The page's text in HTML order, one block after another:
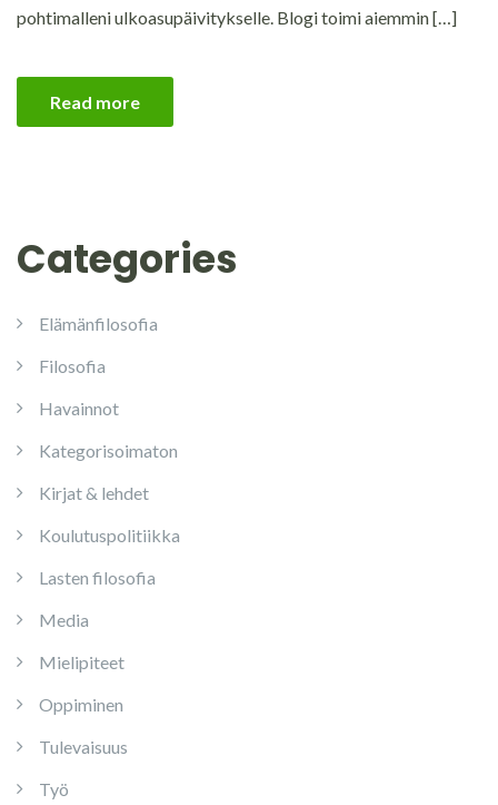
pohtimalleni ulkoasupäivitykselle. Blogi toimi aiemmin […]
Read more
Categories
Elämänfilosofia
Filosofia
Havainnot
Kategorisoimaton
Kirjat & lehdet
Koulutuspolitiikka
Lasten filosofia
Media
Mielipiteet
Oppiminen
Tulevaisuus
Työ